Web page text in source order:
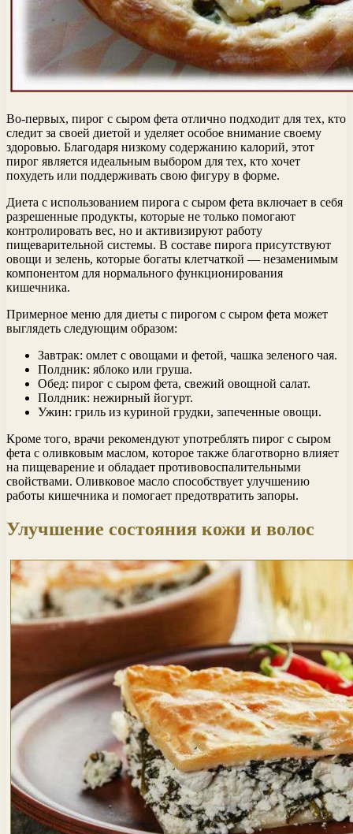
Во-первых, пирог с сыром фета отлично подходит для тех, кто
следит за своей диетой и уделяет особое внимание своему
здоровью. Благодаря низкому содержанию калорий, этот
пирог является идеальным выбором для тех, кто хочет
похудеть или поддерживать свою фигуру в форме.
Диета с использованием пирога с сыром фета включает в себя
разрешенные продукты, которые не только помогают
контролировать вес, но и активизируют работу
пищеварительной системы. В составе пирога присутствуют
овощи и зелень, которые богаты клетчаткой — незаменимым
компонентом для нормального функционирования
кишечника.
Примерное меню для диеты с пирогом с сыром фета может
выглядеть следующим образом:
Завтрак: омлет с овощами и фетой, чашка зеленого чая.
Полдник: яблоко или груша.
Обед: пирог с сыром фета, свежий овощной салат.
Полдник: нежирный йогурт.
Ужин: гриль из куриной грудки, запеченные овощи.
Кроме того, врачи рекомендуют употреблять пирог с сыром
фета с оливковым маслом, которое также благотворно влияет
на пищеварение и обладает противовоспалительными
свойствами. Оливковое масло способствует улучшению
работы кишечника и помогает предотвратить запоры.
Улучшение состояния кожи и волос